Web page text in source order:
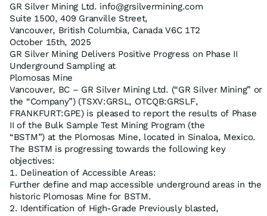
GR Silver Mining Ltd. info@grsilvermining.com
Suite 1500, 409 Granville Street,
Vancouver, British Columbia, Canada V6C 1T2
October 15th, 2025
GR Silver Mining Delivers Positive Progress on Phase II
Underground Sampling at
Plomosas Mine
Vancouver, BC – GR Silver Mining Ltd. (“GR Silver Mining” or
the “Company”) (TSXV:GRSL, OTCQB:GRSLF,
FRANKFURT:GPE) is pleased to report the results of Phase
II of the Bulk Sample Test Mining Program (the
“BSTM”) at the Plomosas Mine, located in Sinaloa, Mexico.
The BSTM is progressing towards the following key
objectives:
1. Delineation of Accessible Areas:
Further define and map accessible underground areas in the
historic Plomosas Mine for BSTM.
2. Identification of High-Grade Previously blasted,